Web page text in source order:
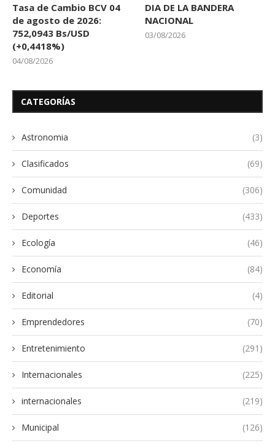
Tasa de Cambio BCV 04
de agosto de 2026:
752,0943 Bs/USD
(+0,4418%)
04/08/2026
DIA DE LA BANDERA
NACIONAL
03/08/2026
CATEGORÍAS
Astronomia (3)
Clasificados (69)
Comunidad (306)
Deportes (433)
Ecología (46)
Economía (84)
Editorial (4)
Emprendedores (70)
Entretenimiento (291)
Internacionales (225)
internacionales (219)
Municipal (126)